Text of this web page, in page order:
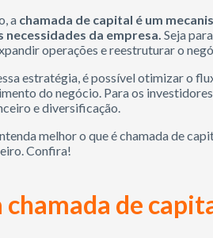
a chamada de capital é um
necessidades da empresa. Seja
operações e reestruturar o
estratégia, é possível otimizar o
do negócio. Para os
e diversificação.
melhor o que é chamada de
Confira!
chamada de